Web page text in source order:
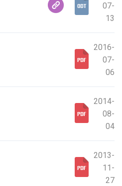
07-
13
2016-
07-
06
2014-
08-
04
2013-
11-
27